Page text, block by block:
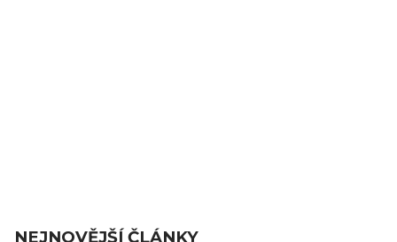
NEJNOVĚJŠÍ ČLÁNKY